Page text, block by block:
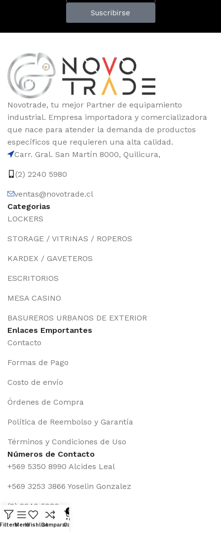
Suscribirse
Novotrade, tu mejor Partner de equipamiento
industrial. Empresa importadora y comercializadora
que nace para atender la demanda de productos
específicos que requieren una alta calidad.
Carr. Gral. San Martín 8000, Quilicura,
(2) 2240 5980
ventas@novotrade.cl
Categorias
LOCKERS
STORAGE / VITRINAS / ROPEROS
KARDEX / GAVETEROS
ESCRITORIOS
MESA CASINO
BASUREROS URBANOS DE EXTERIOR
Enlaces Emportantes
Contacto
Formas de Pago
Costo de envío
Órdenes de Compra
Política de Reembolso y Garantía
Términos y Condiciones de Uso
Números de Contacto
+569 5350 8990 Alcides Leal
+569 3253 3866 Yoselin Gonzalez
(2) 2240 5980
Formas de Pago
FiltersMenuWishlistComparar
0
Cart